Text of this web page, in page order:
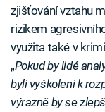
zjišťování vztahu
rizikem
využita také v
„Pokud by lidé
byli vyškoleni k
výrazně by se